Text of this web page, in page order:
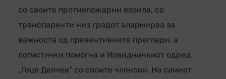
со своите противпожарни возила, со
транспаренти низ градот алармираа за
важноста од превентивните прегледи, а
логистички помогна и Извидничкиот одред
„Гоце Делчев“ со своите членови. На самиот